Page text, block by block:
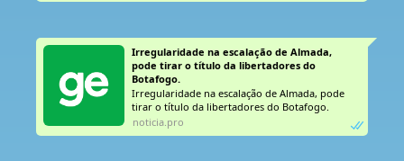
Irregularidade na escalação de Almada,
pode tirar o título da libertadores do
Botafogo.
Irregularidade na escalação de Almada, pode
tirar o título da libertadores do Botafogo.
noticia.pro